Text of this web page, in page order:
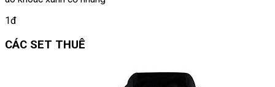
1đ
CÁC SET THUÊ